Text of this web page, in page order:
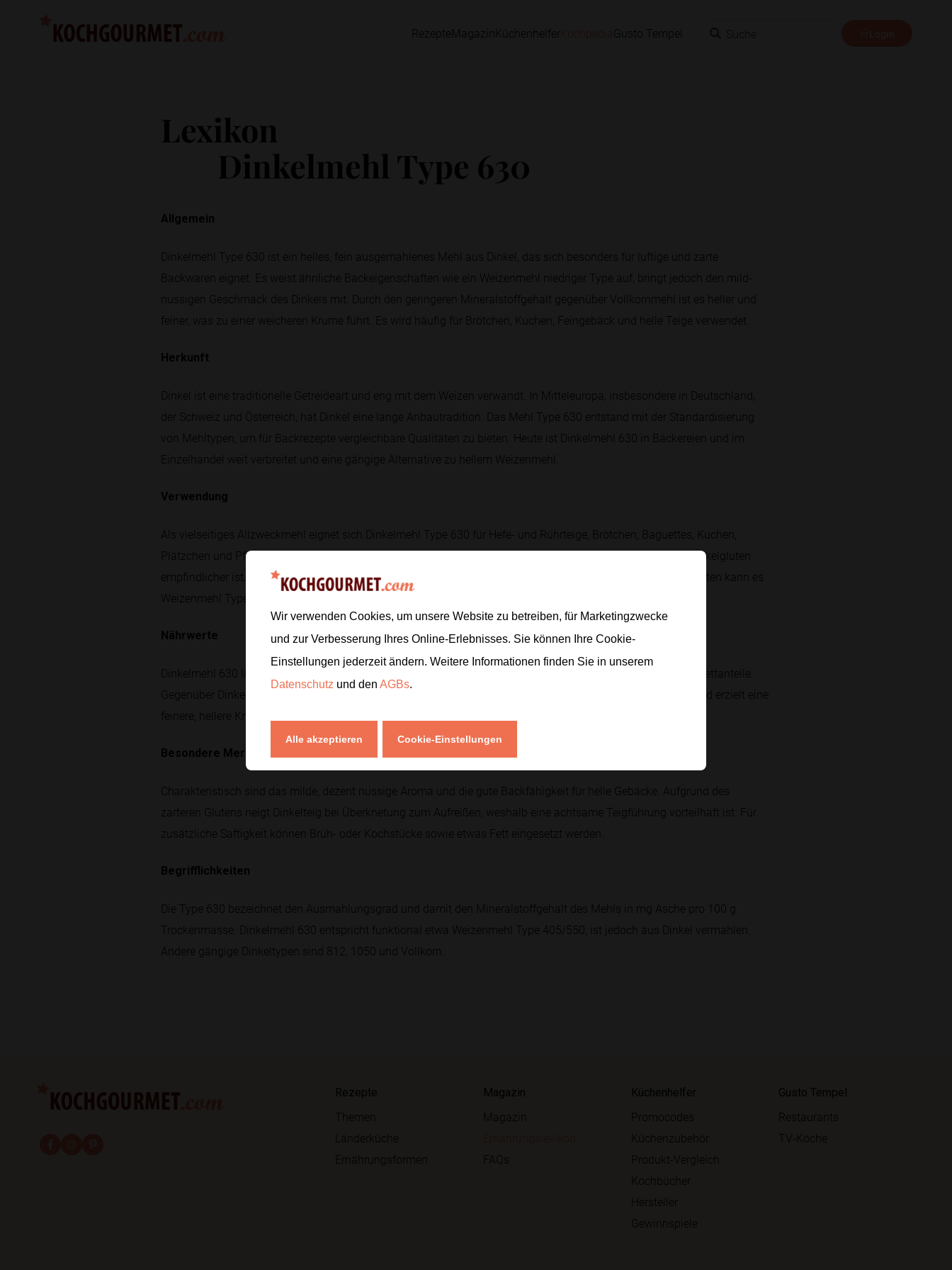
RezepteMagazin Küchenhelfer Gusto Tempel
Lexikon
Dinkelmehl Type 630
Allgemein
Dinkelmehl Type 630 ist ein helles, fein ausgemahlenes Mehl aus Dinkel, das sich besonders für luftige und zarte
Backwaren eignet. Es weist ähnliche Backeigenschaften wie ein Weizenmehl niedriger Type auf, bringt jedoch den mild-
nussigen Geschmack des Dinkels mit. Durch den geringeren Mineralstoffgehalt gegenüber Vollkornmehl ist es heller und
feiner, was zu einer weicheren Krume führt. Es wird häufig für Brötchen, Kuchen, Feingebäck und helle Teige verwendet.
Herkunft
Dinkel ist eine traditionelle Getreideart und eng mit dem Weizen verwandt. In Mitteleuropa, insbesondere in Deutschland,
der Schweiz und Österreich, hat Dinkel eine lange Anbautradition. Das Mehl Type 630 entstand mit der Standardisierung
von Mehltypen, um für Backrezepte vergleichbare Qualitäten zu bieten. Heute ist Dinkelmehl 630 in Bäckereien und im
Einzelhandel weit verbreitet und eine gängige Alternative zu hellem Weizenmehl.
Verwendung
Als vielseitiges Allzweckmehl eignet sich Dinkelmehl Type 630 für Hefe- und Rührteige, Brötchen, Baguettes, Kuchen,
Plätzchen und Pfannkuchen. Teige profitieren von schonender Knetung und etwas kürzeren Knetzeiten, da Dinkelgluten
empfindlicher ist. Eine leicht erhöhte Hydration und kurze Teigruhe verbessern die Teigstruktur. In vielen Rezepten kann es
Weizenmehl Type 405/550 nahezu 1:1 ersetzen.
Nährwerte
Dinkelmehl 630 liefert vorwiegend Kohlenhydrate in Form von Stärke, moderate Mengen Protein und geringe Fettanteile.
Gegenüber Dinkelvollkornmehl hat es weniger Ballaststoffe und Mineralstoffe, ist jedoch leichter verdaulich und erzielt eine
feinere, hellere Krume. Die genauen Werte variieren je nach Sorte und Mühle.
Besondere Merkmale
Charakteristisch sind das milde, dezent nussige Aroma und die gute Backfähigkeit für helle Gebäcke. Aufgrund des
zarteren Glutens neigt Dinkelteig bei Überknetung zum Aufreißen, weshalb eine achtsame Teigführung vorteilhaft ist. Für
zusätzliche Saftigkeit können Brüh- oder Kochstücke sowie etwas Fett eingesetzt werden.
Begrifflichkeiten
Die Type 630 bezeichnet den Ausmahlungsgrad und damit den Mineralstoffgehalt des Mehls in mg Asche pro 100 g
Trockenmasse. Dinkelmehl 630 entspricht funktional etwa Weizenmehl Type 405/550, ist jedoch aus Dinkel vermahlen.
Andere gängige Dinkeltypen sind 812, 1050 und Vollkorn.
Rezepte
Themen
Länderküche
Ernährungsformen
Magazin
Magazin
FAQs
Küchenhelfer
Promocodes
Küchenzubehör
Produkt-Vergleich
Kochbücher
Hersteller
Gewinnspiele
Gusto Tempel
Restaurants
TV-Köche
Wir verwenden Cookies, um unsere Website zu betreiben, für Marketingzwecke
und zur Verbesserung Ihres Online-Erlebnisses. Sie können Ihre Cookie-
Einstellungen jederzeit ändern. Weitere Informationen finden Sie in unserem
Datenschutz und den AGBs.
Alle akzeptieren Cookie-Einstellungen